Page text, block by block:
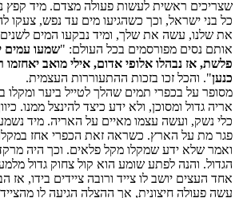
שצריכים ראשית לעשות פעולה מצדם. מיד קפץ
כל בני ישראל, וכך כשהגיעו מים עד נפש, צעקו
את שלנו, עשה את שלך, ומיד נבקעו המים
אותם נסים מפורסמים בכל העולם: "שמעו עמים
פלשת, אז נבהלו אלופי אדום, אילי מואב יאחזמו
כנען". והכל זכו בזכות ההתעוררות העצמית.
מסופר על בכפרי תמים שהלך לטייל ביער ומקלו
אריה גדול ומסוכן, ולא ידע כיצד להינצל ממנו.
כלי נשק, ועשה עצמו מאיים על האריה. מיד
פגר מת על הארץ. כשראה זאת הכפרי אחז במקלו
ואמר שלא ידע שמקלו מקל פלאים. וכך היה
הגדול. והנה לפתע שומע הוא קול צחוק גדול
אחד העצים יושב לו צייד ורובה ציידים בידו, אז
עשה פעולה חיצונית, אך ההצלה הגיעה לו